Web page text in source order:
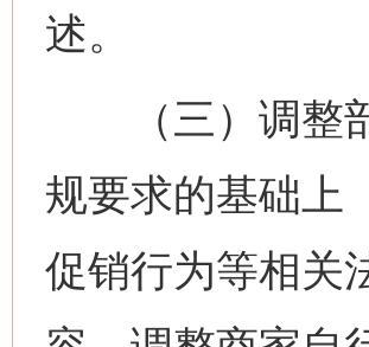
述。
（三）调整部
规要求的基础上
促销行为等相关